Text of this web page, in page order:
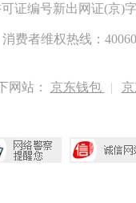
证编号新出网证(京)
消费者维权热线：
网站： 京东钱包 |